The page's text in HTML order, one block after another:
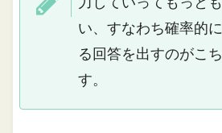
い、すなわち確率的
る回答を出すのがこ
す。